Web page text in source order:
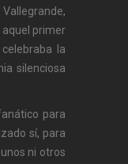
primer
la
silenciosa
para
sí, para
ni otros